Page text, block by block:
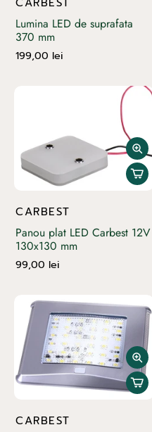
Lumina LED de suprafata
370 mm
199,00 lei
CARBEST
Panou plat LED Carbest 12V
130x130 mm
99,00 lei
CARBEST